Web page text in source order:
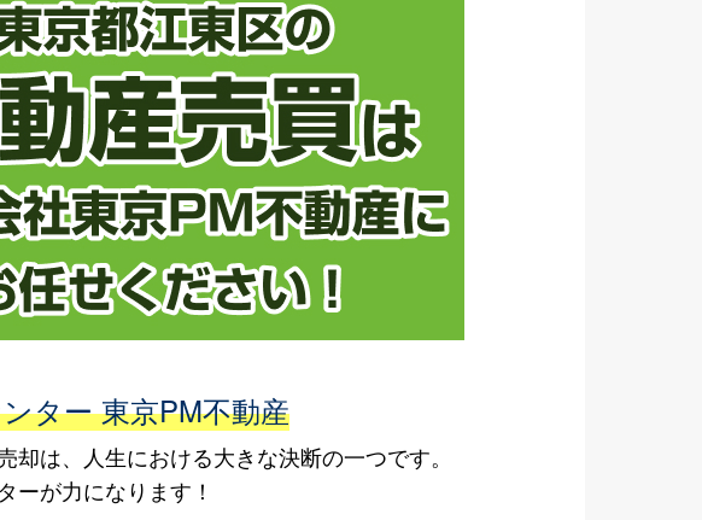
ター 東京PM不動産
は、人生における大きな決断の一つです。
ーが力になります！